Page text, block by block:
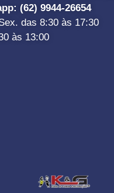
: (62) 9944-26654
das 8:30 às 17:30
às 13:00